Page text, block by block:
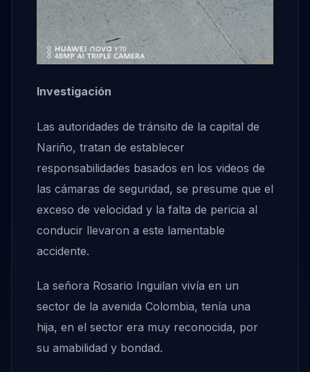
Investigación
Las autoridades de tránsito de la capital de
Nariño, tratan de establecer
responsabilidades basados en los videos de
las cámaras de seguridad, se presume que el
exceso de velocidad y la falta de pericia al
conducir llevaron a este lamentable
accidente.
La señora Rosario Inguilan vivía en un
sector de la avenida Colombia, tenía una
hija, en el sector era muy reconocida, por
su amabilidad y bondad.